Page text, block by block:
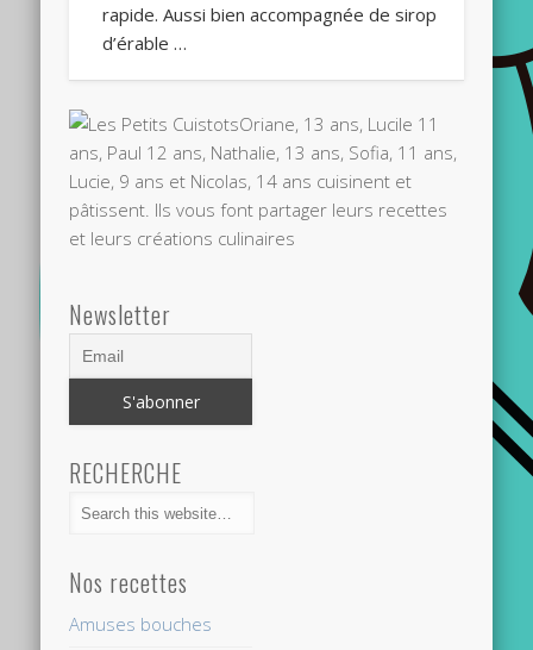
rapide. Aussi bien accompagnée de sirop
d’érable …
Oriane, 13 ans, Lucile 11
ans, Paul 12 ans, Nathalie, 13 ans, Sofia, 11 ans,
Lucie, 9 ans et Nicolas, 14 ans cuisinent et
pâtissent. Ils vous font partager leurs recettes
et leurs créations culinaires
Newsletter
RECHERCHE
Nos recettes
Amuses bouches